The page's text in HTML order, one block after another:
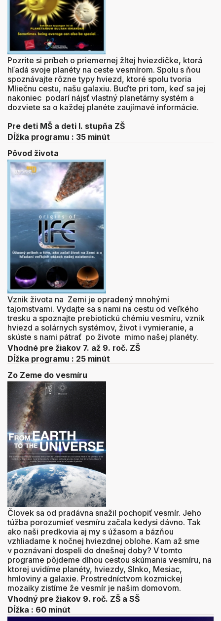
Pozrite si príbeh o priemernej žltej hviezdičke, ktorá
hľadá svoje planéty na ceste vesmírom. Spolu s ňou
spoznávajte rôzne typy hviezd, ktoré spolu tvoria
Mliečnu cestu, našu galaxiu. Buďte pri tom, keď sa jej
nakoniec podarí nájsť vlastný planetárny systém a
dozviete sa o každej planéte zaujímavé informácie.
Pre deti MŠ a deti I. stupňa ZŠ
Dĺžka programu : 35 minút
Pôvod života
Vznik života na Zemi je opradený mnohými
tajomstvami. Vydajte sa s nami na cestu od veľkého
tresku a spoznajte prebiotickú chémiu vesmíru, vznik
hviezd a solárnych systémov, život i vymieranie, a
skúste s nami pátrať po živote mimo našej planéty.
Vhodné pre žiakov 7. až 9. roč. ZŠ
Dĺžka programu : 25 minút
Zo Zeme do vesmíru
Človek sa od pradávna snažil pochopiť vesmír. Jeho
túžba porozumieť vesmíru začala kedysi dávno. Tak
ako naši predkovia aj my s úžasom a bázňou
vzhliadame k nočnej hviezdnej oblohe. Kam až sme
v poznávaní dospeli do dnešnej doby? V tomto
programe pôjdeme dlhou cestou skúmania vesmíru, na
ktorej uvidíme planéty, hviezdy, Slnko, Mesiac,
hmloviny a galaxie. Prostredníctvom kozmickej
mozaiky zistíme že vesmír je našim domovom.
Vhodný pre žiakov 9. roč. ZŠ a SŠ
Dĺžka : 60 minút